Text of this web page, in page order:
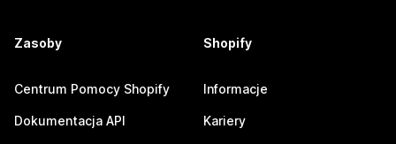
Zasoby
Centrum Pomocy Shopify
Dokumentacja API
Shopify
Informacje
Kariery